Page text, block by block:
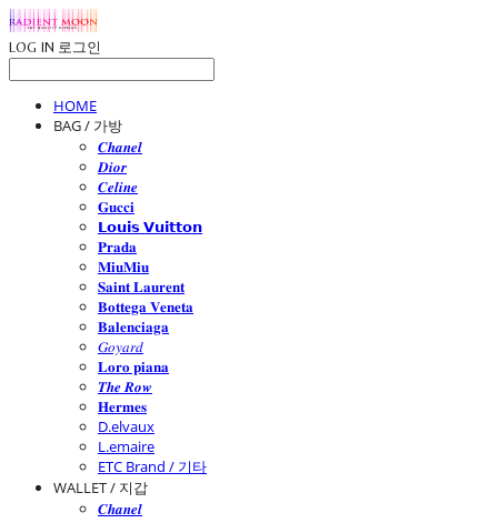
LOG IN 로그인
HOME
BAG / 가방
𝑪𝒉𝒂𝒏𝒆𝒍
𝑫𝒊𝒐𝒓
𝑪𝒆𝒍𝒊𝒏𝒆
𝐆𝐮𝐜𝐜𝐢
𝗟𝗼𝘂𝗶𝘀 𝗩𝘂𝗶𝘁𝘁𝗼𝗻
𝐏𝐫𝐚𝐝𝐚
𝐌𝐢𝐮𝐌𝐢𝐮
𝐒𝐚𝐢𝐧𝐭 𝐋𝐚𝐮𝐫𝐞𝐧𝐭
𝐁𝐨𝐭𝐭𝐞𝐠𝐚 𝐕𝐞𝐧𝐞𝐭𝐚
𝐁𝐚𝐥𝐞𝐧𝐜𝐢𝐚𝐠𝐚
𝐺𝑜𝑦𝑎𝑟𝑑
𝐋𝐨𝐫𝐨 𝐩𝐢𝐚𝐧𝐚
𝑻𝒉𝒆 𝑹𝒐𝒘
𝐇𝐞𝐫𝐦𝐞𝐬
D.elvaux
L.emaire
ETC Brand / 기타
WALLET / 지갑
𝑪𝒉𝒂𝒏𝒆𝒍